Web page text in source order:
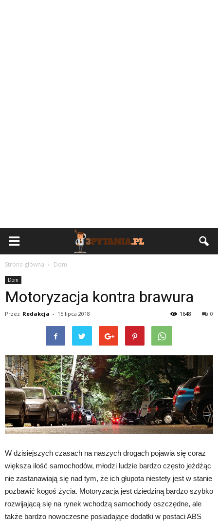
Strona główna Dom
Dom
Motoryzacja kontra brawura
Przez Redakcja - 15 lipca 2018 0
1648
W dzisiejszych czasach na naszych drogach pojawia się coraz
większa ilość samochodów, młodzi ludzie bardzo często jeżdżąc
nie zastanawiają się nad tym, że ich głupota niestety jest w stanie
pozbawić kogoś życia. Motoryzacja jest dziedziną bardzo szybko
rozwijającą się na rynek wchodzą samochody oszczędne, ale
także bardzo nowoczesne posiadające dodatki w postaci ABS